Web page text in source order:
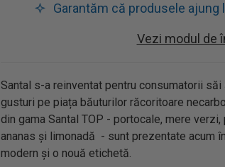
Garantăm că produsele
Vezi modul de
Santal s-a reinventat pentru consumatorii
gusturi pe piața băuturilor răcoritoare
din gama Santal TOP - portocale, mere
ananas și limonadă - sunt prezentate acum
modern și o nouă etichetă.